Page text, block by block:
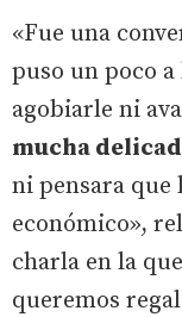
«Fue una
puso un poco
agobiarle ni
mucha
ni pensara que
económico»,
charla en la
queremos